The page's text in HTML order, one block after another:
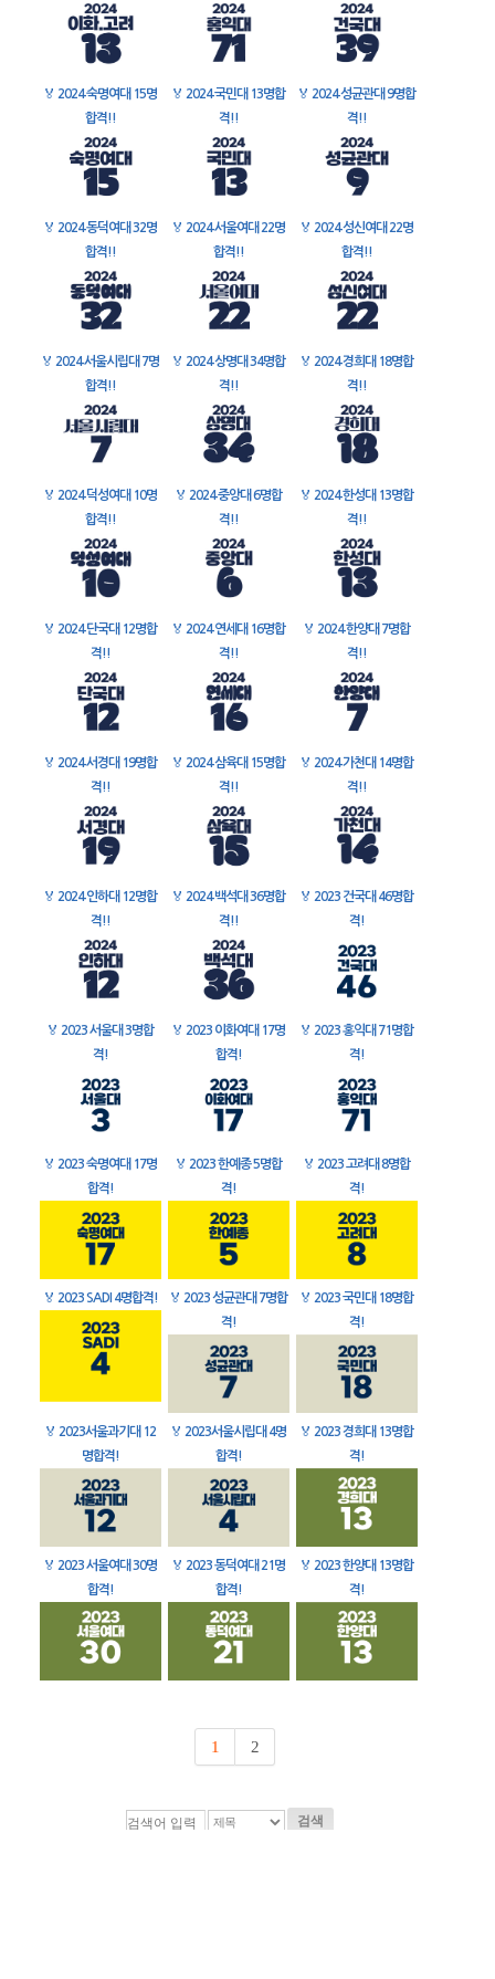
🏅 2024 숙명여대 15명
합격!!
🏅 2024 국민대 13명합
격!!
🏅 2024 성균관대 9명합
격!!
🏅 2024 동덕여대 32명
합격!!
🏅 2024 서울여대 22명
합격!!
🏅 2024 성신여대 22명
합격!!
🏅 2024 서울시립대 7명
합격!!
🏅 2024 상명대 34명합
격!!
🏅 2024 경희대 18명합
격!!
🏅 2024 덕성여대 10명
합격!!
🏅 2024 중앙대 6명합
격!!
🏅 2024 한성대 13명합
격!!
🏅 2024 단국대 12명합
격!!
🏅 2024 연세대 16명합
격!!
🏅 2024 한양대 7명합
격!!
🏅 2024 서경대 19명합
격!!
🏅 2024 삼육대 15명합
격!!
🏅 2024 가천대 14명합
격!!
🏅 2024 인하대 12명합
격!!
🏅 2024 백석대 36명합
격!!
🏅 2023 건국대 46명합
격!
🏅 2023 서울대 3명합
격!
🏅 2023 이화여대 17명
합격!
🏅 2023 홍익대 71명합
격!
🏅 2023 숙명여대 17명
합격!
🏅 2023 한예종 5명합
격!
🏅 2023 고려대 8명합
격!
🏅 2023 SADI 4명합격! 🏅 2023 성균관대 7명합
격!
🏅 2023 국민대 18명합
격!
🏅 2023서울과기대 12
명합격!
🏅 2023서울시립대 4명
합격!
🏅 2023 경희대 13명합
격!
🏅 2023 서울여대 30명
합격!
🏅 2023 동덕여대 21명
합격!
🏅 2023 한양대 13명합
격!
1 2
검색